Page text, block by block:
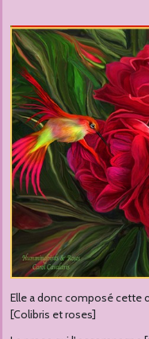
Elle a donc composé cette
[Colibris et roses]